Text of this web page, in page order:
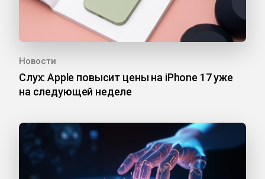
Новости
Слух: Apple повысит цены на iPhone 17 уже
на следующей неделе